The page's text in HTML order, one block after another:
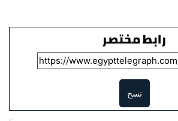
رابط مختصر
نسخ